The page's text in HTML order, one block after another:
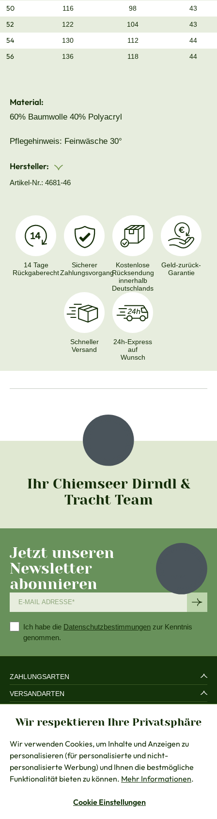
50 116 98 43
52 122 104 43
54 130 112 44
56 136 118 44
Material:
60% Baumwolle 40% Polyacryl
Pflegehinweis: Feinwäsche 30°
Hersteller:
Artikel-Nr.: 4681-46
14 Tage
Rückgaberecht
Sicherer
Zahlungsvorgang
Kostenlose
Rücksendung
innerhalb
Deutschlands
Geld-zurück-
Garantie
Schneller
Versand
24h-Express
auf
Wunsch
Ihr Chiemseer Dirndl &
Tracht Team
Jetzt unseren
Newsletter
abonnieren
Ich habe die Datenschutzbestimmungen zur Kenntnis
genommen.
ZAHLUNGSARTEN
VERSANDARTEN
RECHTLICHES
BERATUNG
KONTAKT
Vertrag widerrufen
Wir respektieren Ihre Privatsphäre
Wir verwenden Cookies, um Inhalte und Anzeigen zu
personalisieren (für personalisierte und nicht-
personalisierte Werbung) und Ihnen die bestmögliche
Funktionalität bieten zu können. Mehr Informationen.
Cookie Einstellungen